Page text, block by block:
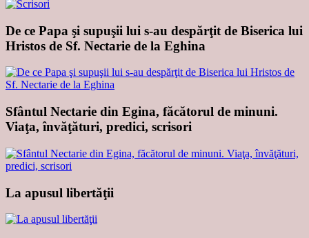
De ce Papa şi supuşii lui s-au despărţit de Biserica lui
Hristos de Sf. Nectarie de la Eghina
Sfântul Nectarie din Egina, făcătorul de minuni.
Viaţa, învăţături, predici, scrisori
La apusul libertăţii